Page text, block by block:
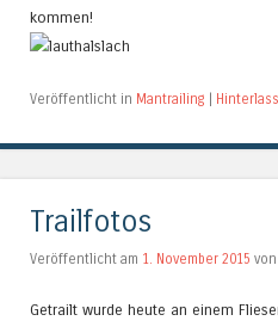
kommen!
Veröffentlicht in Mantrailing |
Trailfotos
Veröffentlicht am 1. November 2015 von
Getrailt wurde heute an einem